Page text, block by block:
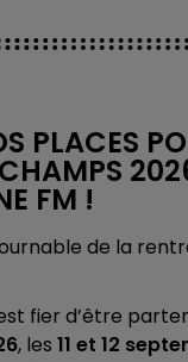
PLACES
FM !
de la
fier d’être
, les 11 et 12